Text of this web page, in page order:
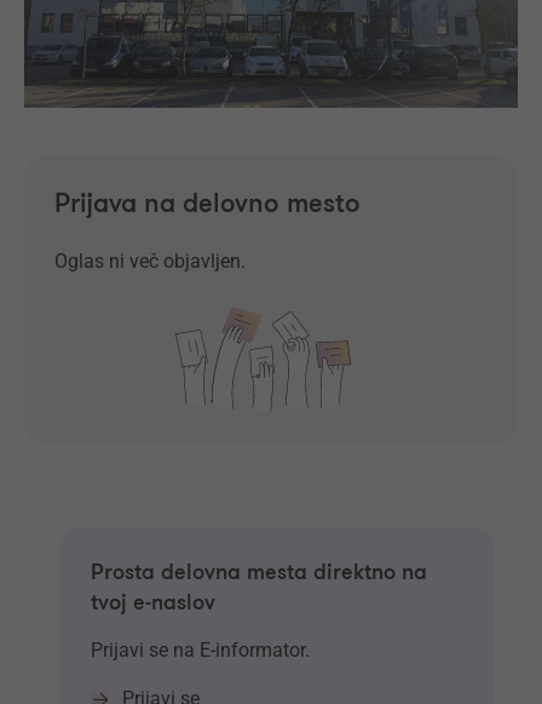
Prijava na delovno mesto
Oglas ni več objavljen.
Prosta delovna mesta direktno na
tvoj e-naslov
Prijavi se na E-informator.
Prijavi se